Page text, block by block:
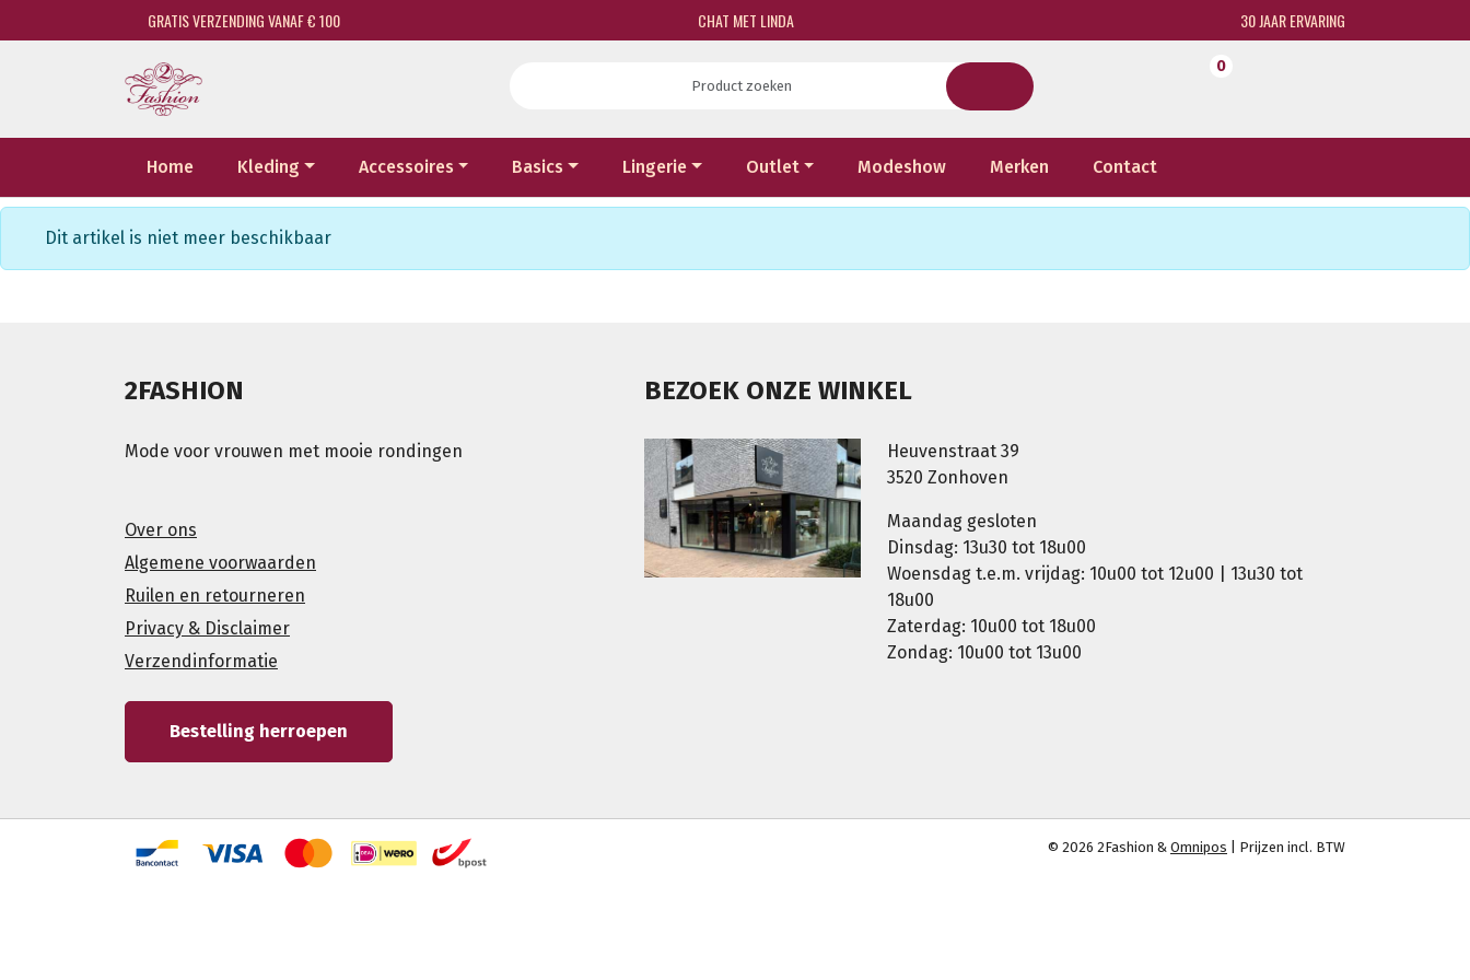
GRATIS VERZENDING VANAF € 100 CHAT MET LINDA 30 JAAR ERVARING
0
Home Kleding Accessoires Basics Lingerie Outlet Modeshow Merken Contact
Dit artikel is niet meer beschikbaar
2FASHION
Mode voor vrouwen met mooie rondingen
Over ons
Algemene voorwaarden
Ruilen en retourneren
Privacy & Disclaimer
Verzendinformatie
Bestelling herroepen
BEZOEK ONZE WINKEL
Heuvenstraat 39
3520 Zonhoven
Maandag gesloten
Dinsdag: 13u30 tot 18u00
Woensdag t.e.m. vrijdag: 10u00 tot 12u00 | 13u30 tot
18u00
Zaterdag: 10u00 tot 18u00
Zondag: 10u00 tot 13u00
© 2026 2Fashion & Omnipos | Prijzen incl. BTW